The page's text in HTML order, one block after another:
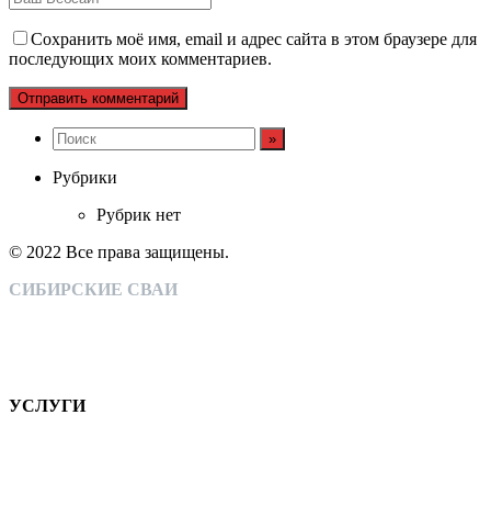
Сохранить моё имя, email и адрес сайта в этом браузере для
последующих моих комментариев.
Рубрики
Рубрик нет
© 2022 Все права защищены.
СИБИРСКИЕ СВАИ
УСЛУГИ